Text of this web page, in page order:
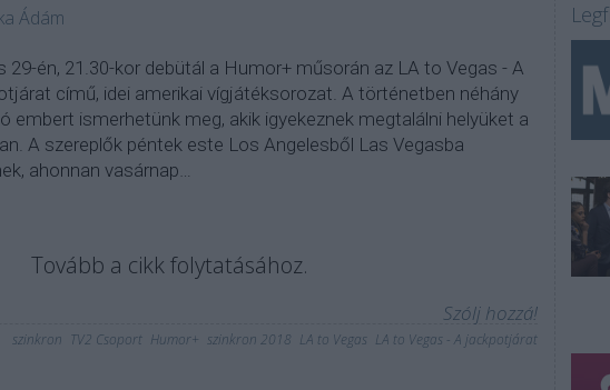
Ádám
29-én, 21.30-kor debütál a Humor+ műsorán az LA to Vegas - A
című, idei amerikai vígjátéksorozat. A történetben néhány
embert ismerhetünk meg, akik igyekeznek megtalálni helyüket a
A szereplők péntek este Los Angelesből Las Vegasba
ahonnan vasárnap…
Tovább a cikk folytatásához.
Szólj hozzá!
szinkron TV2 Csoport Humor+ szinkron 2018 LA to Vegas LA to Vegas - A jackpotjárat